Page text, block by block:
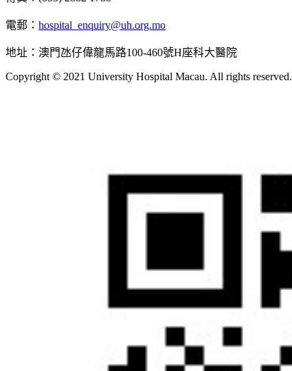
電郵： hospital_enquiry@uh.org.mo
地址：澳門氹仔偉龍馬路100-460號H座科大醫院
Copyright © 2021 University Hospital Macau. All rights reserved.